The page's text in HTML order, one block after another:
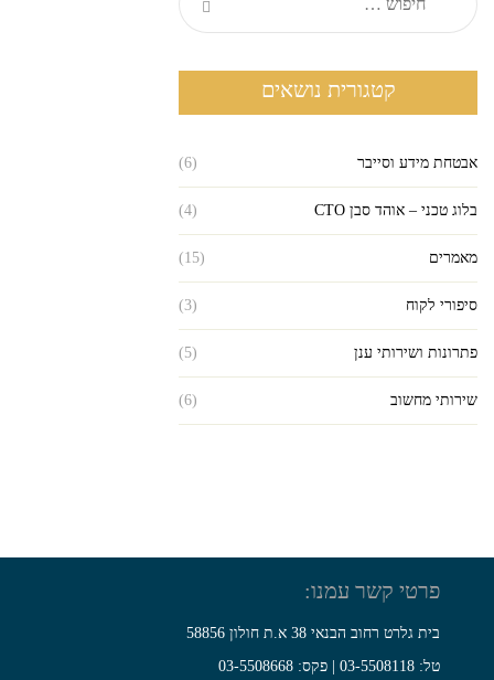
קטגורית נושאים
אבטחת מידע וסייבר (6)
בלוג טכני – אוהד סבן CTO (4)
מאמרים (15)
סיפורי לקוח (3)
פתרונות ושירותי ענן (5)
שירותי מחשוב (6)
פרטי קשר עמנו:
בית גלרט רחוב הבנאי 38 א.ת חולון 58856
טל: 03-5508118 | פקס: 03-5508668